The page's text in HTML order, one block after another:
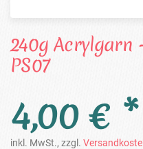
240g Acrylgarn
PS07
4,00 € *
inkl. MwSt., zzgl.